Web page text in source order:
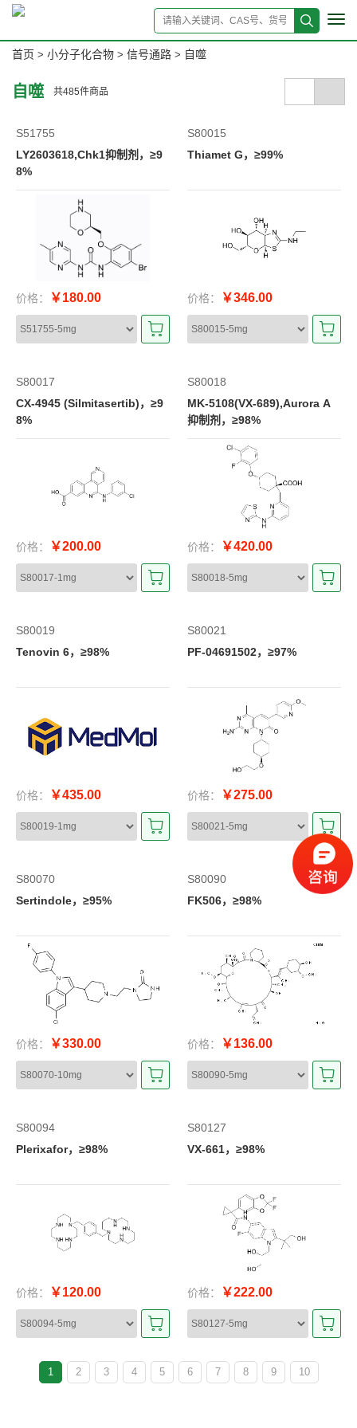
首页 > 小分子化合物 > 信号通路 > 自噬
自噬 共485件商品
S51755
LY2603618,Chk1抑制剂，≥9
8%
价格： ￥180.00
S80015
Thiamet G，≥99%
价格： ￥346.00
S80017
CX-4945 (Silmitasertib)，≥9
8%
价格： ￥200.00
S80018
MK-5108(VX-689),Aurora A
抑制剂，≥98%
价格： ￥420.00
S80019
Tenovin 6，≥98%
价格： ￥435.00
S80021
PF-04691502，≥97%
价格： ￥275.00
S80070
Sertindole，≥95%
价格： ￥330.00
S80090
FK506，≥98%
价格： ￥136.00
S80094
Plerixafor，≥98%
价格： ￥120.00
S80127
VX-661，≥98%
价格： ￥222.00
1 2 3 4 5 6 7 8 9 10